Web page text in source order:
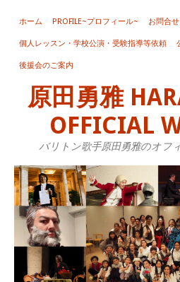
ホーム PROFILE~プロフィール~ お問合
個人レッスン・学校公演・受験指導等依頼
後援会のご案内
原田勇雅
OFFICIAL
バリトン歌手原田勇雅のオフ